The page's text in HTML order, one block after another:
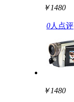
￥1480
0人点评
￥1480